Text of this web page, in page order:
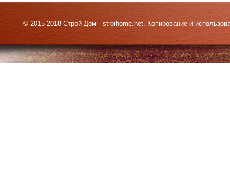
© 2015-2018 Строй Дом - stroihome.net. Копирование и